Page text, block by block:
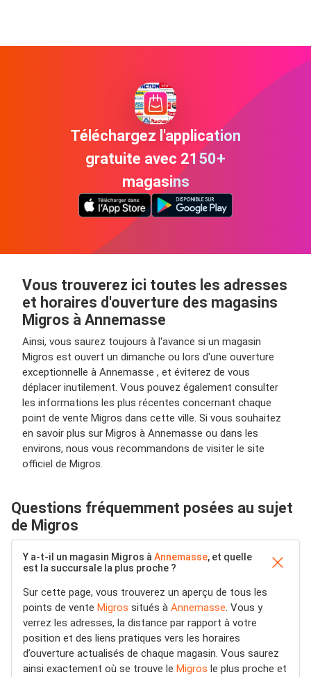
Téléchargez l'application
gratuite avec 2150+
magasins
Vous trouverez ici toutes les adresses
et horaires d'ouverture des magasins
Migros à Annemasse
Ainsi, vous saurez toujours à l'avance si un magasin
Migros est ouvert un dimanche ou lors d'une ouverture
exceptionnelle à Annemasse , et éviterez de vous
déplacer inutilement. Vous pouvez également consulter
les informations les plus récentes concernant chaque
point de vente Migros dans cette ville. Si vous souhaitez
en savoir plus sur Migros à Annemasse ou dans les
environs, nous vous recommandons de visiter le site
officiel de Migros.
Questions fréquemment posées au sujet
de Migros
Y a-t-il un magasin Migros à Annemasse, et quelle
est la succursale la plus proche ?
Sur cette page, vous trouverez un aperçu de tous les
points de vente Migros situés à Annemasse. Vous y
verrez les adresses, la distance par rapport à votre
position et des liens pratiques vers les horaires
d’ouverture actualisés de chaque magasin. Vous saurez
ainsi exactement où se trouve le Migros le plus proche et